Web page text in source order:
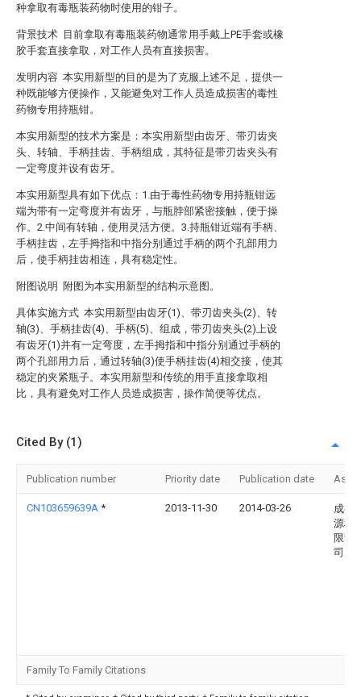
种拿取有毒瓶装药物时使用的钳子。
背景技术 目前拿取有毒瓶装药物通常用手戴上PE手套或橡
胶手套直接拿取，对工作人员有直接损害。
发明内容 本实用新型的目的是为了克服上述不足，提供一
种既能够方便操作，又能避免对工作人员造成损害的毒性
药物专用持瓶钳。
本实用新型的技术方案是：本实用新型由齿牙、带刃齿夹
头、转轴、手柄挂齿、手柄组成，其特征是带刃齿夹头有
一定弯度并设有齿牙。
本实用新型具有如下优点：1.由于毒性药物专用持瓶钳远
端为带有一定弯度并有齿牙，与瓶脖部紧密接触，便于操
作。2.中间有转轴，使用灵活方便。3.持瓶钳近端有手柄、
手柄挂齿，左手拇指和中指分别通过手柄的两个孔部用力
后，使手柄挂齿相连，具有稳定性。
附图说明 附图为本实用新型的结构示意图。
具体实施方式 本实用新型由齿牙(1)、带刃齿夹头(2)、转
轴(3)、手柄挂齿(4)、手柄(5)、组成，带刃齿夹头(2)上设
有齿牙(1)并有一定弯度，左手拇指和中指分别通过手柄的
两个孔部用力后，通过转轴(3)使手柄挂齿(4)相交接，使其
稳定的夹紧瓶子。本实用新型和传统的用手直接拿取相
比，具有避免对工作人员造成损害，操作简便等优点。
Cited By (1)
Publication number Priority date Publication date
CN103659639A * 2013-11-30 2014-03-26
成都
源科
限责
司
Family To Family Citations